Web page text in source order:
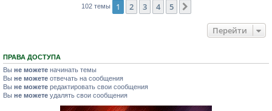
102 темы 1 2 3 4 5
Перейти
ПРАВА ДОСТУПА
Вы не можете начинать темы
Вы не можете отвечать на сообщения
Вы не можете редактировать свои сообщения
Вы не можете удалять свои сообщения